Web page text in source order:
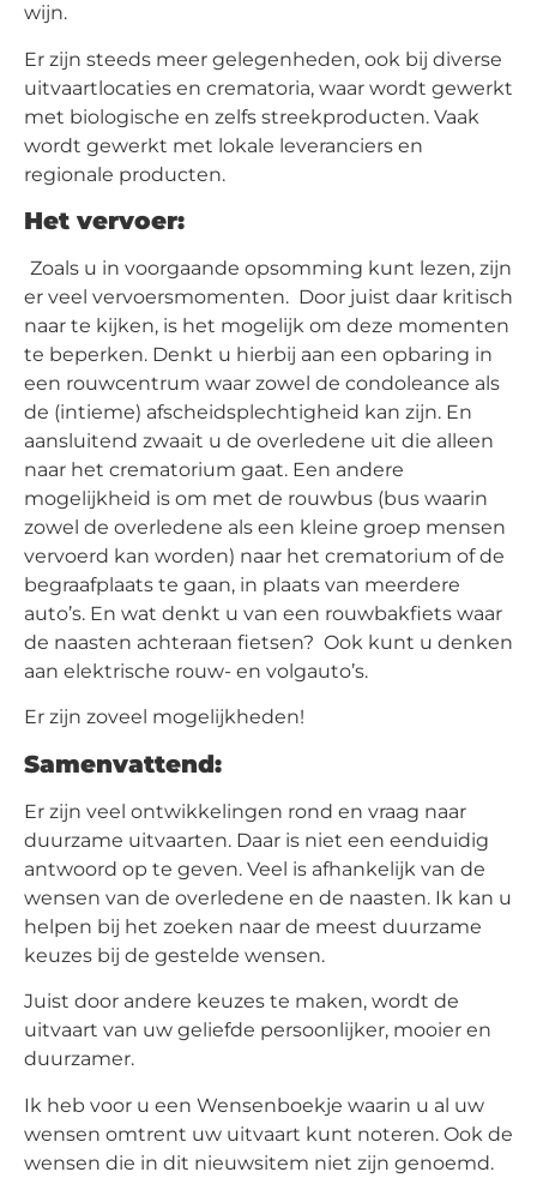
wijn.
Er zijn steeds meer gelegenheden, ook bij diverse
uitvaartlocaties en crematoria, waar wordt gewerkt
met biologische en zelfs streekproducten. Vaak
wordt gewerkt met lokale leveranciers en
regionale producten.
Het vervoer:
Zoals u in voorgaande opsomming kunt lezen, zijn
er veel vervoersmomenten. Door juist daar kritisch
naar te kijken, is het mogelijk om deze momenten
te beperken. Denkt u hierbij aan een opbaring in
een rouwcentrum waar zowel de condoleance als
de (intieme) afscheidsplechtigheid kan zijn. En
aansluitend zwaait u de overledene uit die alleen
naar het crematorium gaat. Een andere
mogelijkheid is om met de rouwbus (bus waarin
zowel de overledene als een kleine groep mensen
vervoerd kan worden) naar het crematorium of de
begraafplaats te gaan, in plaats van meerdere
auto’s. En wat denkt u van een rouwbakfiets waar
de naasten achteraan fietsen? Ook kunt u denken
aan elektrische rouw- en volgauto’s.
Er zijn zoveel mogelijkheden!
Samenvattend:
Er zijn veel ontwikkelingen rond en vraag naar
duurzame uitvaarten. Daar is niet een eenduidig
antwoord op te geven. Veel is afhankelijk van de
wensen van de overledene en de naasten. Ik kan u
helpen bij het zoeken naar de meest duurzame
keuzes bij de gestelde wensen.
Juist door andere keuzes te maken, wordt de
uitvaart van uw geliefde persoonlijker, mooier en
duurzamer.
Ik heb voor u een Wensenboekje waarin u al uw
wensen omtrent uw uitvaart kunt noteren. Ook de
wensen die in dit nieuwsitem niet zijn genoemd.